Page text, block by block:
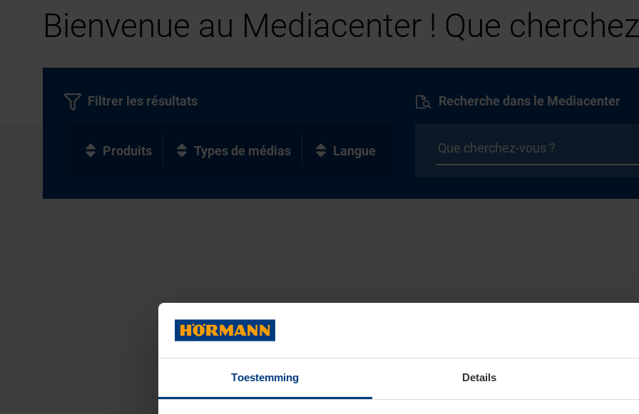
Toestemming Details
Bienvenue au Mediacenter ! Que
Recherche dans le Mediacenter
Filtrer les résultats
Produits Types de médias Langue